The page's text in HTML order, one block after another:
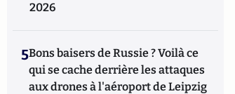
2026
5Bons baisers de Russie ? Voilà ce
qui se cache derrière les attaques
aux drones à l'aéroport de Leipzig